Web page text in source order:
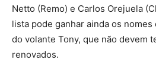
Netto (Remo) e Carlos Orejuela
lista pode ganhar ainda os
do volante Tony, que não devem
renovados.